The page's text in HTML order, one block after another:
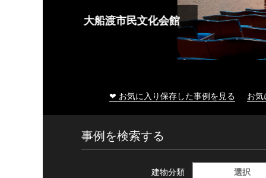
大船渡市民文化会館
❤ お気に入り保存した事例を見る お
事例を検索する
建物分類 選択